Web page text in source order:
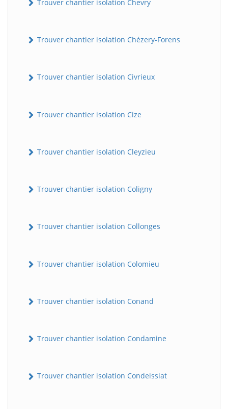
Trouver chantier isolation Chevry
Trouver chantier isolation Chézery-Forens
Trouver chantier isolation Civrieux
Trouver chantier isolation Cize
Trouver chantier isolation Cleyzieu
Trouver chantier isolation Coligny
Trouver chantier isolation Collonges
Trouver chantier isolation Colomieu
Trouver chantier isolation Conand
Trouver chantier isolation Condamine
Trouver chantier isolation Condeissiat
B BatiWebPro